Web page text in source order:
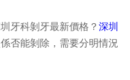
牙科剝牙最新價格？深圳
否能剝除，需要分明情況